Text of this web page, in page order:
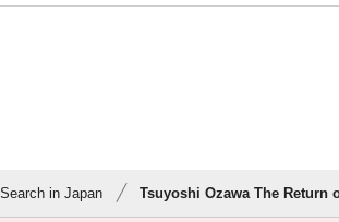
in Japan Tsuyoshi Ozawa The Return